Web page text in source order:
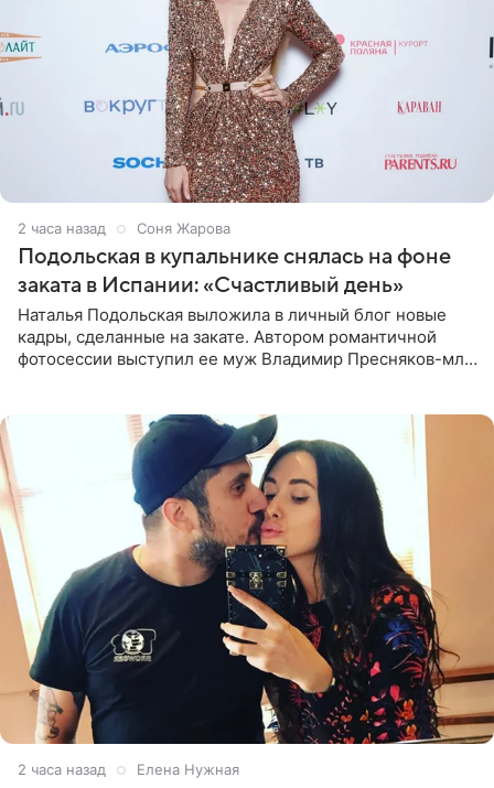
2 часа назад Соня Жарова
Подольская в купальнике снялась на фоне
заката в Испании: «Счастливый день»
Наталья Подольская выложила в личный блог новые
кадры, сделанные на закате. Автором романтичной
фотосессии выступил ее муж Владимир Пресняков-мл.
2 часа назад Елена Нужная